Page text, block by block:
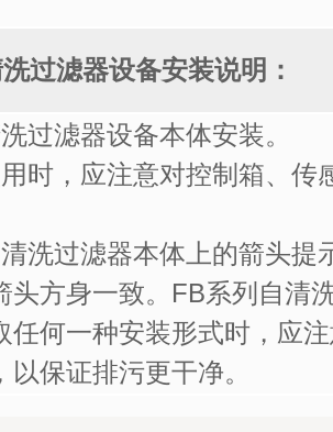
过滤器设备安装说明：
过滤器设备本体安装。
用时，应注意对控制箱、
清洗过滤器本体上的箭头
头方身一致。FB系列自清
任何一种安装形式时，应
保证排污更干净。